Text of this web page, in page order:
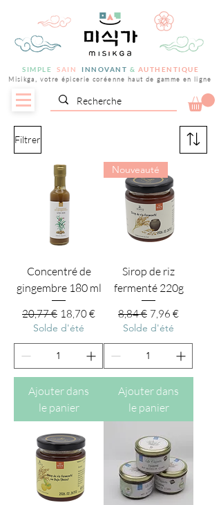
SIMPLE SAIN INNOVANT & AUTHENTIQUE
Misikga, votre épicerie coréenne haut de gamme en ligne
Filtrer
Concentré de
gingembre 180 ml
Prix original
20,77 € Prix promotionnel
18,70 €
Solde d'été
Ajouter dans
le panier
Nouveauté
Sirop de riz
fermenté 220g
Prix original
8,84 € Prix
7,96 €
Solde d'été
Ajouter dans
le panier